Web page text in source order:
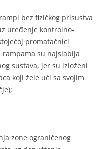
bez fizičkog prisustva
uređenje kontrolno-
promatačnici
rampama su najslabija
sustava, jer su izloženi
koji žele ući sa svojim
zone ograničenog